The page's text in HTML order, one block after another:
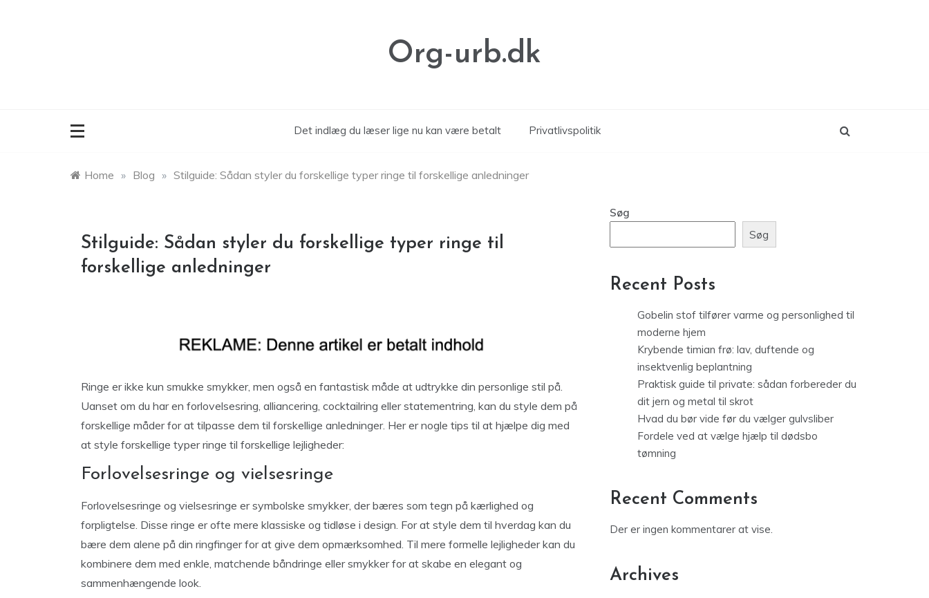
Org-urb.dk
Det indlæg du læser lige nu kan være betalt Privatlivspolitik
Home » Blog » Stilguide: Sådan styler du forskellige typer ringe til forskellige anledninger
Stilguide: Sådan styler du forskellige typer ringe til
forskellige anledninger
Ringe er ikke kun smukke smykker, men også en fantastisk måde at udtrykke din personlige stil på.
Uanset om du har en forlovelsesring, alliancering, cocktailring eller statementring, kan du style dem på
forskellige måder for at tilpasse dem til forskellige anledninger. Her er nogle tips til at hjælpe dig med
at style forskellige typer ringe til forskellige lejligheder:
Forlovelsesringe og vielsesringe
Forlovelsesringe og vielsesringe er symbolske smykker, der bæres som tegn på kærlighed og
forpligtelse. Disse ringe er ofte mere klassiske og tidløse i design. For at style dem til hverdag kan du
bære dem alene på din ringfinger for at give dem opmærksomhed. Til mere formelle lejligheder kan du
kombinere dem med enkle, matchende båndringe eller smykker for at skabe en elegant og
sammenhængende look.
Søg
Søg
Recent Posts
Gobelin stof tilfører varme og personlighed til
moderne hjem
Krybende timian frø: lav, duftende og
insektvenlig beplantning
Praktisk guide til private: sådan forbereder du
dit jern og metal til skrot
Hvad du bør vide før du vælger gulvsliber
Fordele ved at vælge hjælp til dødsbo
tømning
Recent Comments
Der er ingen kommentarer at vise.
Archives